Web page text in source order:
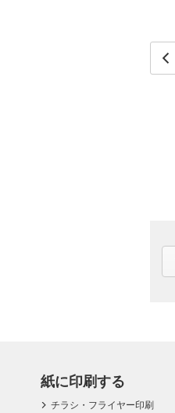
紙に印刷する
チラシ・フライヤー印刷